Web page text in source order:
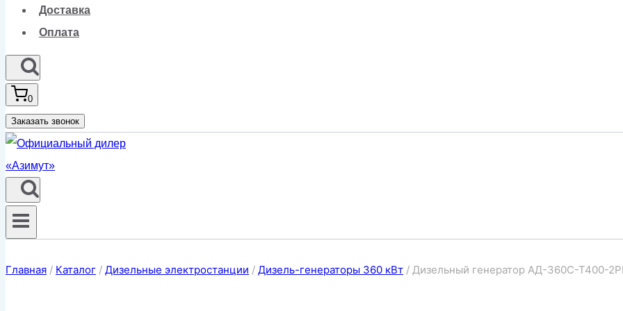
Доставка
Оплата
0
Заказать звонок
Главная / Каталог / Дизельные электростанции / Дизель-генераторы 360 кВт / Дизельный генератор АД-360C-T400-